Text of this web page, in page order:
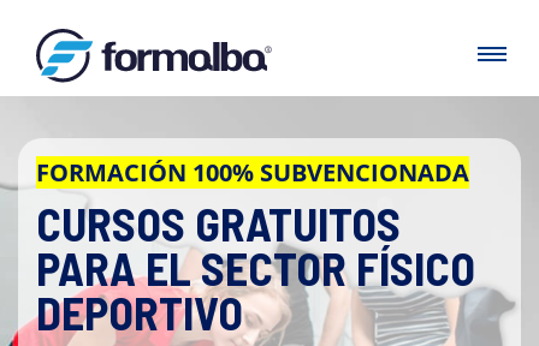
FORMACIÓN 100% SUBVENCIONADA
CURSOS GRATUITOS
PARA EL SECTOR FÍSICO
DEPORTIVO